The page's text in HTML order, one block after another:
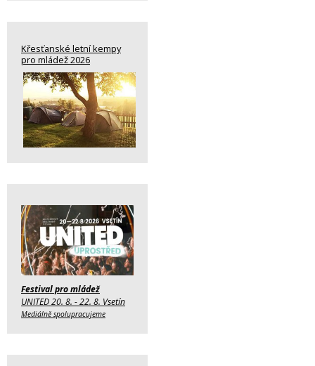
Křesťanské letní kempy
pro mládež 2026
Festival pro mládež
UNITED 20. 8. - 22. 8. Vsetín
Mediálně spolupracujeme